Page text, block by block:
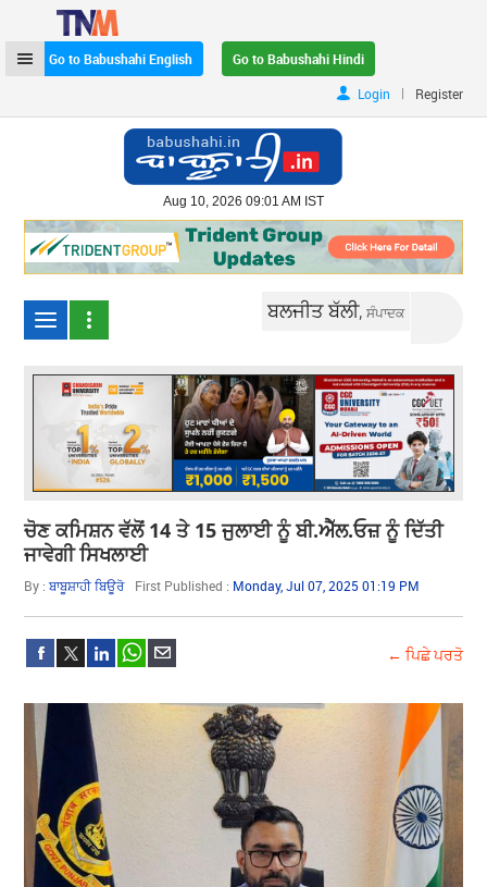
Go to Babushahi English
Go to Babushahi Hindi
Login
| Register
Aug 10, 2026 09:01 AM IST
ਬਲਜੀਤ ਬੱਲੀ,ਸੰਪਾਦਕ
ਚੋਣ ਕਮਿਸ਼ਨ ਵੱਲੋਂ 14 ਤੇ 15 ਜੁਲਾਈ ਨੂੰ ਬੀ.ਐੱਲ.ਓਜ਼ ਨੂੰ ਦਿੱਤੀ
ਜਾਵੇਗੀ ਸਿਖਲਾਈ
By :ਬਾਬੂਸ਼ਾਹੀ ਬਿਊਰੋ First Published : Monday, Jul 07, 2025 01:19 PM
← ਪਿਛੇ ਪਰਤੋ